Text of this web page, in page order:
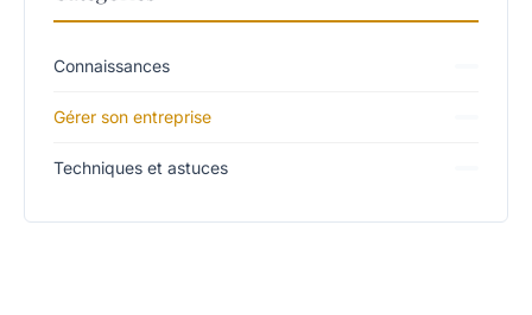
Connaissances
Gérer son entreprise
Techniques et astuces